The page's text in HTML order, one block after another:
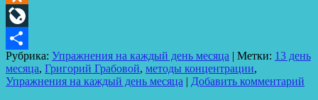
Odnoklassniki
LiveJournal
Отправить
Рубрика: Упражнения на каждый день месяца | Метки: 13 день
месяца, Григорий Грабовой, методы концентрации,
Упражнения на каждый день месяца | Добавить комментарий